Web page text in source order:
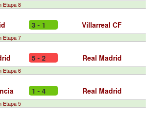
Etapa 8
3 - 1 Villarreal CF
Etapa 7
5 - 2 Real Madrid
Etapa 6
1 - 4 Real Madrid
Etapa 5